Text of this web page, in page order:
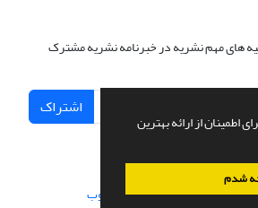
اطمینان از ارائه بهترین
شدم
های مهم نشریه در خبرنامه نشریه مشترک
اشتراک
طراحی و پیاده سازی از سیناوب